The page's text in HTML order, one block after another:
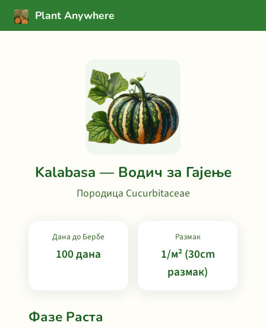
Plant Anywhere
Kalabasa — Водич за Гајење
Породица Cucurbitaceae
Дана до Бербе
100 дана
Размак
1/м² (30cm
размак)
Фазе Раста